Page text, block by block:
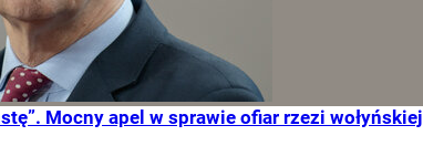
Mocny apel w sprawie ofiar rzezi wołyńskiej